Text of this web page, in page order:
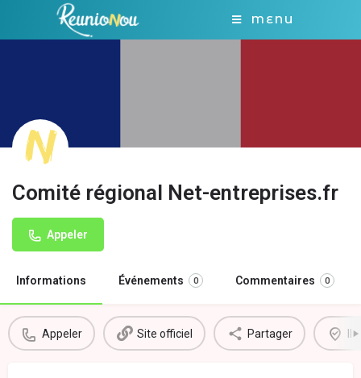
MENU
Comité régional Net-entreprises.fr
Appeler
Informations Événements 0 Commentaires 0
Appeler Site officiel Partager Il